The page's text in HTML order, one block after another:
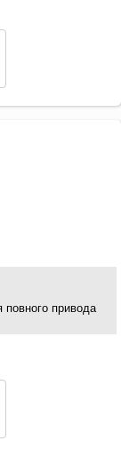
повного привода